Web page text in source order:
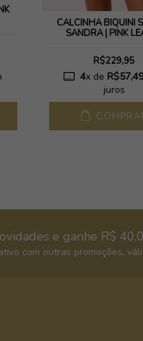
CALCINHA BIQUINI
SANDRA | PINK
R$229,95
4x de
juros
e ganhe R$
com outras promoções,